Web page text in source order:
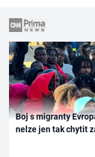
Boj s migranty
nelze jen tak chytit